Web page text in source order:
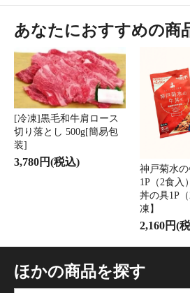
あなたにおすすめの商
[冷凍]黒毛和牛肩ロース
切り落とし 500g[簡易包
装]
3,780円(税込)
神戸菊水
1P（2食入
丼の具1P
凍】
2,160円(
ほかの商品を探す